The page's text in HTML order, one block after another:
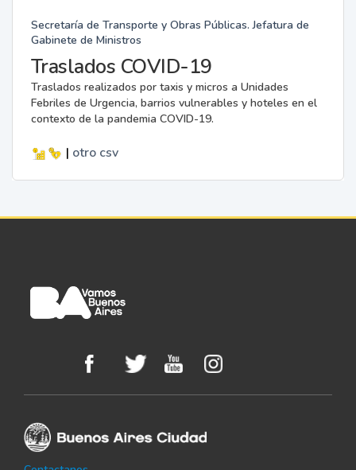
Secretaría de Transporte y Obras Públicas. Jefatura de
Gabinete de Ministros
Traslados COVID-19
Traslados realizados por taxis y micros a Unidades
Febriles de Urgencia, barrios vulnerables y hoteles en el
contexto de la pandemia COVID-19.
| otro csv